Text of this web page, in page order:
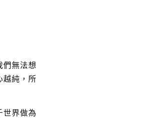
們無法想
越純，所
世界做為